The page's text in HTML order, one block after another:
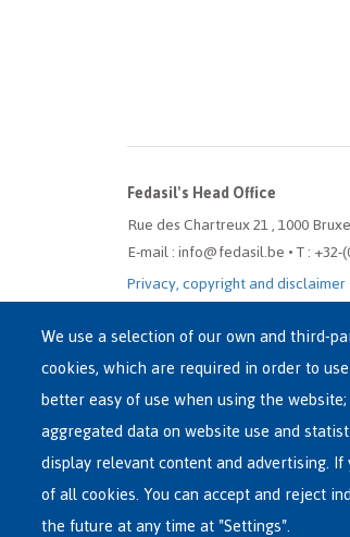
Fedasil's Head Office
Rue des Chartreux 21 , 1000
E-mail : info@fedasil.be • T : +32-
Privacy, copyright and disclaimer
We use a selection of our own and third-
cookies, which are required in order to
better easy of use when using the
aggregated data on website use and
display relevant content and advertising. If
of all cookies. You can accept and reject
the future at any time at "Settings".